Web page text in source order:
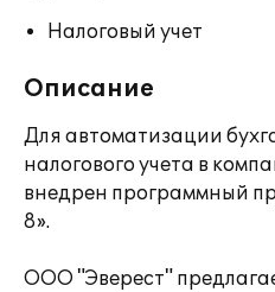
Налоговый учет
Описание
Для автоматизации
налогового учета в
внедрен программный
8».
ООО "Эверест"